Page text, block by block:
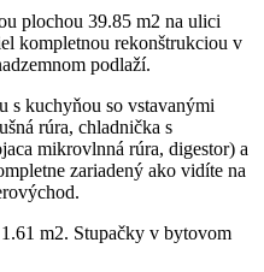
plochou 39.85 m2 na ulici
kompletnou rekonštrukciou v
podlaží.
s kuchyňou so vstavanými
rúra, chladnička s
mikrovlnná rúra, digestor) a
zariadený ako vidíte na
m2. Stupačky v bytovom